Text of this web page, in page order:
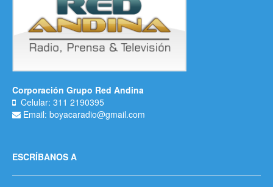
Corporación Grupo Red Andina
Celular: 311 2190395
Email: boyacaradio@gmail.com
ESCRÍBANOS A